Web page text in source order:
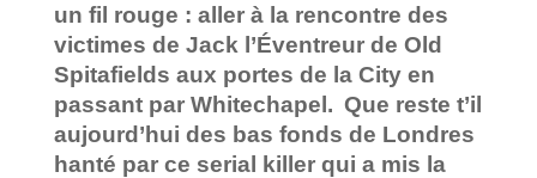
un fil rouge : aller à la rencontre des
victimes de Jack l’Éventreur de Old
Spitafields aux portes de la City en
passant par Whitechapel. Que reste t’il
aujourd’hui des bas fonds de Londres
hanté par ce serial killer qui a mis la